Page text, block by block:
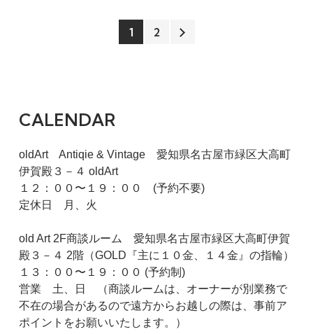
1 2
CALENDAR
oldArt Antiqie & Vintage 愛知県名古屋市緑区大高町
伊賀殿３－４ oldArt
１２：００〜１９：００ (予約不要)
定休日 月、火
old Art 2F商談ルーム 愛知県名古屋市緑区大高町伊賀
殿３－４ 2階（GOLD『主に１０金、１４金』の指輪）
１３：００〜１９：００ (予約制)
営業 土、日 （商談ルームは、オーナーが別業務で
不在の場合があるので遠方からお越しの際は、事前ア
ポイントをお願いいたします。）